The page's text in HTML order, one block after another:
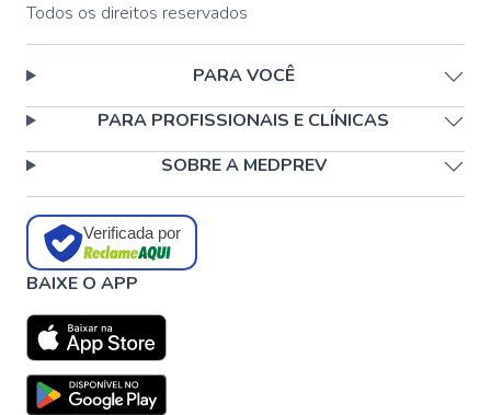
Todos os direitos reservados
PARA VOCÊ
PARA PROFISSIONAIS E CLÍNICAS
SOBRE A MEDPREV
Verificada por
BAIXE O APP